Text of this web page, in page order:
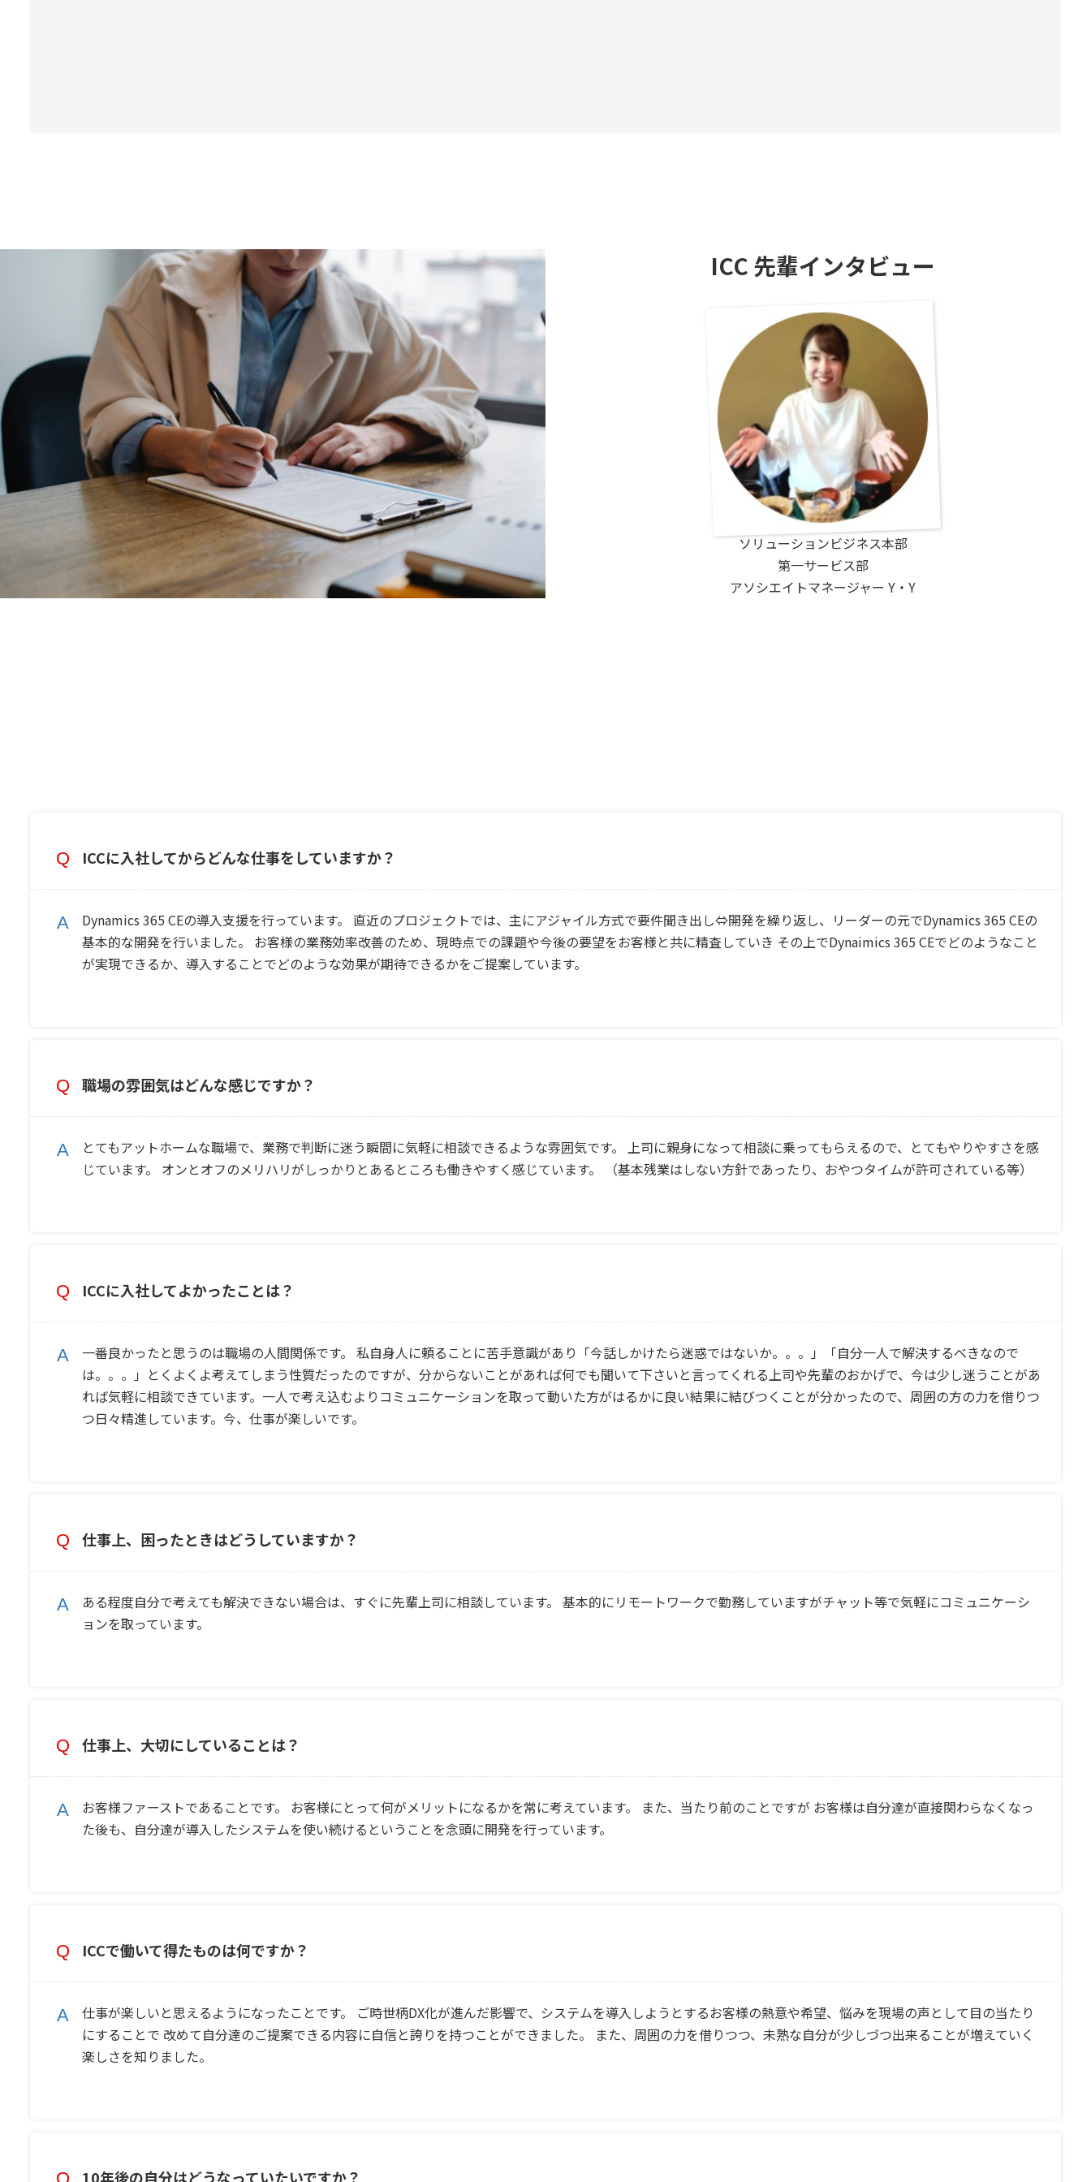
ICC 先輩インタビュー
ソリューションビジネス本部​
第一サービス部​
アソシエイトマネージャー Y・Y​
ICCに入社してからどんな仕事をしていますか？
Dynamics 365 CEの導入支援を行っています。 直近のプロジェクトでは、主にアジャイル方式で要件聞き出し⇔開発を繰り返し、リーダーの元でDynamics 365 CEの
基本的な開発を行いました。 お客様の業務効率改善のため、現時点での課題や今後の要望をお客様と共に精査していき その上でDynaimics 365 CEでどのようなこと
が実現できるか、導入することでどのような効果が期待できるかをご提案しています。
職場の雰囲気はどんな感じですか？
とてもアットホームな職場で、業務で判断に迷う瞬間に気軽に相談できるような雰囲気です。 上司に親身になって相談に乗ってもらえるので、とてもやりやすさを感
じています。 オンとオフのメリハリがしっかりとあるところも働きやすく感じています。 （基本残業はしない方針であったり、おやつタイムが許可されている等）
ICCに入社してよかったことは？
一番良かったと思うのは職場の人間関係です。 私自身人に頼ることに苦手意識があり「今話しかけたら迷惑ではないか。。。」「自分一人で解決するべきなので
は。。。」とくよくよ考えてしまう性質だったのですが、分からないことがあれば何でも聞いて下さいと言ってくれる上司や先輩のおかげで、今は少し迷うことがあ
れば気軽に相談できています。一人で考え込むよりコミュニケーションを取って動いた方がはるかに良い結果に結びつくことが分かったので、周囲の方の力を借りつ
つ日々精進しています。今、仕事が楽しいです。
仕事上、困ったときはどうしていますか？
ある程度自分で考えても解決できない場合は、すぐに先輩上司に相談しています。 基本的にリモートワークで勤務していますがチャット等で気軽にコミュニケーシ
ョンを取っています。
仕事上、大切にしていることは？
お客様ファーストであることです。 お客様にとって何がメリットになるかを常に考えています。 また、当たり前のことですが お客様は自分達が直接関わらなくなっ
た後も、自分達が導入したシステムを使い続けるということを念頭に開発を行っています。
ICCで働いて得たものは何ですか？
仕事が楽しいと思えるようになったことです。 ご時世柄DX化が進んだ影響で、システムを導入しようとするお客様の熱意や希望、悩みを現場の声として目の当たり
にすることで 改めて自分達のご提案できる内容に自信と誇りを持つことができました。 また、周囲の力を借りつつ、未熟な自分が少しづつ出来ることが増えていく
楽しさを知りました。
10年後の自分はどうなっていたいですか？